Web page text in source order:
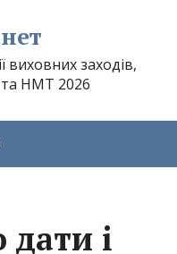
виховних заходів,
НМТ 2026
і